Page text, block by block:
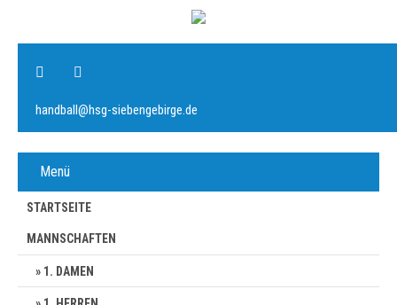
handball@hsg-siebengebirge.de
Menü
STARTSEITE
MANNSCHAFTEN
1. DAMEN